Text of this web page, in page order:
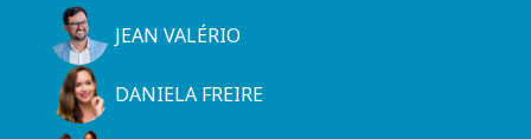
JEAN VALÉRIO
DANIELA FREIRE